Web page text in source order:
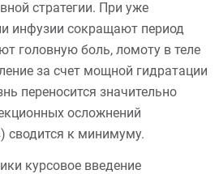
стратегии. При уже
инфузии сокращают период
головную боль, ломоту в теле
за счет мощной гидратации
переносится значительно
осложнений
сводится к минимуму.
курсовое введение